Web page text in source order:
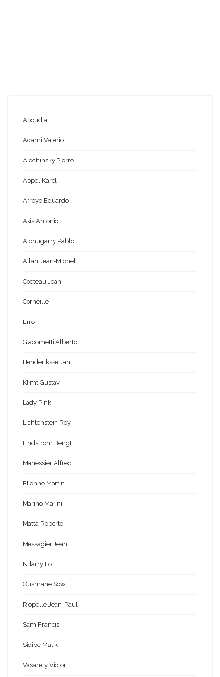
Aboudia
Adami Valerio
Alechinsky Pierre
Appel Karel
Arroyo Eduardo
Asis Antonio
Atchugarry Pablo
Atlan Jean-Michel
Cocteau Jean
Corneille
Erro
Giacometti Alberto
Henderiksse Jan
Klimt Gustav
Lady Pink
Lichtenstein Roy
Lindström Bengt
Manessier Alfred
Etienne Martin
Marino Marini
Matta Roberto
Messagier Jean
Ndarry Lo
Ousmane Sow
Riopelle Jean-Paul
Sam Francis
Sidibe Malik
Vasarely Victor